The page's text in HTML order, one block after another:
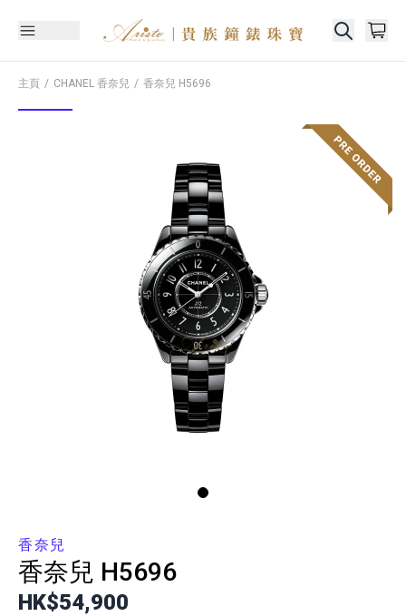
主頁 CHANEL 香奈兒 香奈兒 H5696
香奈兒
香奈兒 H5696
HK$54,900